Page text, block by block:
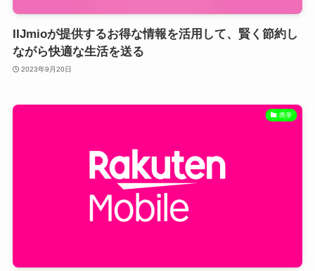
IIJmioが提供するお得な情報を活用して、賢く節約し
ながら快適な生活を送る
2023年9月20日
携帯